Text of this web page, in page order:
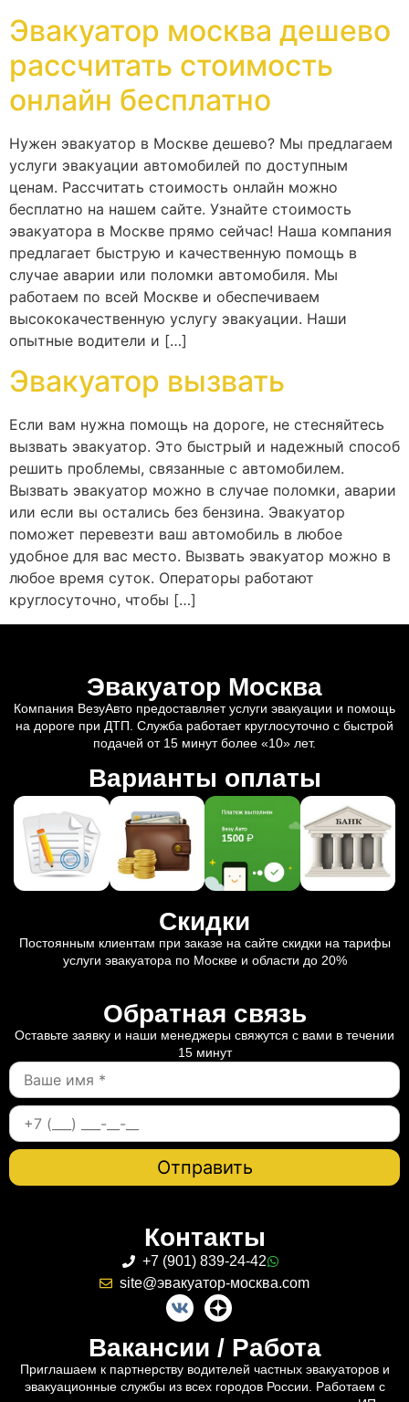
Эвакуатор москва дешево
рассчитать стоимость
онлайн бесплатно
Нужен эвакуатор в Москве дешево? Мы предлагаем
услуги эвакуации автомобилей по доступным
ценам. Рассчитать стоимость онлайн можно
бесплатно на нашем сайте. Узнайте стоимость
эвакуатора в Москве прямо сейчас! Наша компания
предлагает быструю и качественную помощь в
случае аварии или поломки автомобиля. Мы
работаем по всей Москве и обеспечиваем
высококачественную услугу эвакуации. Наши
опытные водители и […]
Эвакуатор вызвать
Если вам нужна помощь на дороге, не стесняйтесь
вызвать эвакуатор. Это быстрый и надежный способ
решить проблемы, связанные с автомобилем.
Вызвать эвакуатор можно в случае поломки, аварии
или если вы остались без бензина. Эвакуатор
поможет перевезти ваш автомобиль в любое
удобное для вас место. Вызвать эвакуатор можно в
любое время суток. Операторы работают
круглосуточно, чтобы […]
Эвакуатор Москва
Компания ВезуАвто предоставляет услуги эвакуации и помощь
на дороге при ДТП. Служба работает круглосуточно с быстрой
подачей от 15 минут более «10» лет.
Варианты оплаты
Скидки
Постоянным клиентам при заказе на сайте скидки на тарифы
услуги эвакуатора по Москве и области до 20%
Обратная связь
Оставьте заявку и наши менеджеры свяжутся с вами в течении
15 минут
Контакты
+7 (901) 839-24-42
site@эвакуатор-москва.com
Вакансии / Работа
Приглашаем к партнерству водителей частных эвакуаторов и
эвакуационные службы из всех городов России. Работаем с